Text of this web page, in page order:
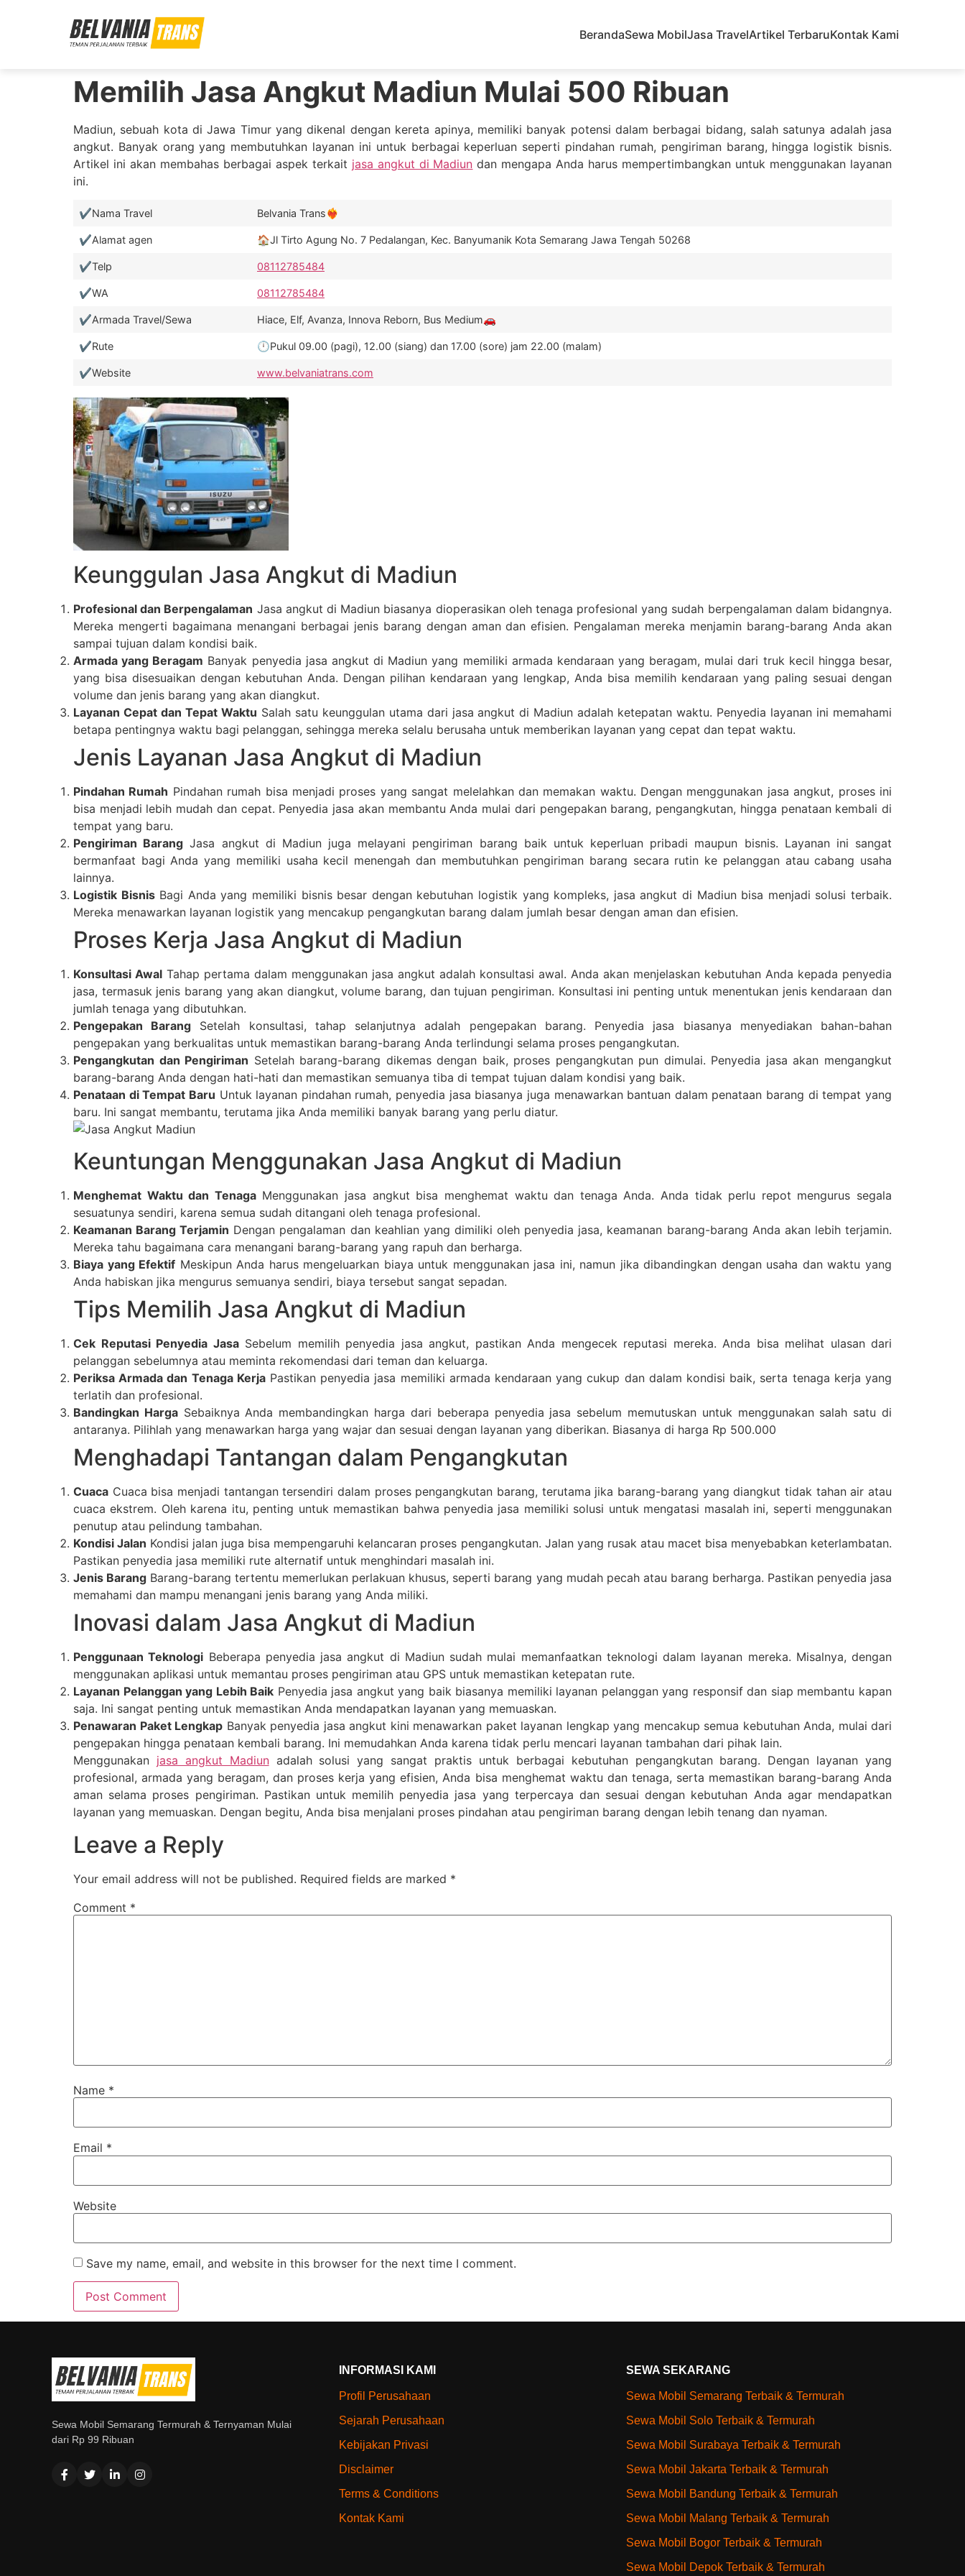
BerandaSewa MobilJasa TravelArtikel TerbaruKontak Kami
Memilih Jasa Angkut Madiun Mulai 500 Ribuan
Madiun, sebuah kota di Jawa Timur yang dikenal dengan kereta apinya, memiliki banyak potensi dalam berbagai bidang, salah satunya adalah jasa
angkut. Banyak orang yang membutuhkan layanan ini untuk berbagai keperluan seperti pindahan rumah, pengiriman barang, hingga logistik bisnis.
Artikel ini akan membahas berbagai aspek terkait jasa angkut di Madiun dan mengapa Anda harus mempertimbangkan untuk menggunakan layanan
ini.
✔️Nama Travel Belvania Trans❤️‍🔥
✔️Alamat agen 🏠Jl Tirto Agung No. 7 Pedalangan, Kec. Banyumanik Kota Semarang Jawa Tengah 50268
✔️Telp 08112785484
✔️WA 08112785484
✔️Armada Travel/Sewa Hiace, Elf, Avanza, Innova Reborn, Bus Medium🚗
✔️Rute 🕛Pukul 09.00 (pagi), 12.00 (siang) dan 17.00 (sore) jam 22.00 (malam)
✔️Website www.belvaniatrans.com
Keunggulan Jasa Angkut di Madiun
Profesional dan Berpengalaman Jasa angkut di Madiun biasanya dioperasikan oleh tenaga profesional yang sudah berpengalaman dalam bidangnya.
Mereka mengerti bagaimana menangani berbagai jenis barang dengan aman dan efisien. Pengalaman mereka menjamin barang-barang Anda akan
sampai tujuan dalam kondisi baik.
Armada yang Beragam Banyak penyedia jasa angkut di Madiun yang memiliki armada kendaraan yang beragam, mulai dari truk kecil hingga besar,
yang bisa disesuaikan dengan kebutuhan Anda. Dengan pilihan kendaraan yang lengkap, Anda bisa memilih kendaraan yang paling sesuai dengan
volume dan jenis barang yang akan diangkut.
Layanan Cepat dan Tepat Waktu Salah satu keunggulan utama dari jasa angkut di Madiun adalah ketepatan waktu. Penyedia layanan ini memahami
betapa pentingnya waktu bagi pelanggan, sehingga mereka selalu berusaha untuk memberikan layanan yang cepat dan tepat waktu.
Jenis Layanan Jasa Angkut di Madiun
Pindahan Rumah Pindahan rumah bisa menjadi proses yang sangat melelahkan dan memakan waktu. Dengan menggunakan jasa angkut, proses ini
bisa menjadi lebih mudah dan cepat. Penyedia jasa akan membantu Anda mulai dari pengepakan barang, pengangkutan, hingga penataan kembali di
tempat yang baru.
Pengiriman Barang Jasa angkut di Madiun juga melayani pengiriman barang baik untuk keperluan pribadi maupun bisnis. Layanan ini sangat
bermanfaat bagi Anda yang memiliki usaha kecil menengah dan membutuhkan pengiriman barang secara rutin ke pelanggan atau cabang usaha
lainnya.
Logistik BisnisBagi Anda yang memiliki bisnis besar dengan kebutuhan logistik yang kompleks, jasa angkut di Madiun bisa menjadi solusi terbaik.
Mereka menawarkan layanan logistik yang mencakup pengangkutan barang dalam jumlah besar dengan aman dan efisien.
Proses Kerja Jasa Angkut di Madiun
Konsultasi Awal Tahap pertama dalam menggunakan jasa angkut adalah konsultasi awal. Anda akan menjelaskan kebutuhan Anda kepada penyedia
jasa, termasuk jenis barang yang akan diangkut, volume barang, dan tujuan pengiriman. Konsultasi ini penting untuk menentukan jenis kendaraan dan
jumlah tenaga yang dibutuhkan.
Pengepakan Barang Setelah konsultasi, tahap selanjutnya adalah pengepakan barang. Penyedia jasa biasanya menyediakan bahan-bahan
pengepakan yang berkualitas untuk memastikan barang-barang Anda terlindungi selama proses pengangkutan.
Pengangkutan dan Pengiriman Setelah barang-barang dikemas dengan baik, proses pengangkutan pun dimulai. Penyedia jasa akan mengangkut
barang-barang Anda dengan hati-hati dan memastikan semuanya tiba di tempat tujuan dalam kondisi yang baik.
Penataan di Tempat Baru Untuk layanan pindahan rumah, penyedia jasa biasanya juga menawarkan bantuan dalam penataan barang di tempat yang
baru. Ini sangat membantu, terutama jika Anda memiliki banyak barang yang perlu diatur.
Keuntungan Menggunakan Jasa Angkut di Madiun
Menghemat Waktu dan TenagaMenggunakan jasa angkut bisa menghemat waktu dan tenaga Anda. Anda tidak perlu repot mengurus segala
sesuatunya sendiri, karena semua sudah ditangani oleh tenaga profesional.
Keamanan Barang Terjamin Dengan pengalaman dan keahlian yang dimiliki oleh penyedia jasa, keamanan barang-barang Anda akan lebih terjamin.
Mereka tahu bagaimana cara menangani barang-barang yang rapuh dan berharga.
Biaya yang Efektif Meskipun Anda harus mengeluarkan biaya untuk menggunakan jasa ini, namun jika dibandingkan dengan usaha dan waktu yang
Anda habiskan jika mengurus semuanya sendiri, biaya tersebut sangat sepadan.
Tips Memilih Jasa Angkut di Madiun
Cek Reputasi Penyedia JasaSebelum memilih penyedia jasa angkut, pastikan Anda mengecek reputasi mereka. Anda bisa melihat ulasan dari
pelanggan sebelumnya atau meminta rekomendasi dari teman dan keluarga.
Periksa Armada dan Tenaga KerjaPastikan penyedia jasa memiliki armada kendaraan yang cukup dan dalam kondisi baik, serta tenaga kerja yang
terlatih dan profesional.
Bandingkan HargaSebaiknya Anda membandingkan harga dari beberapa penyedia jasa sebelum memutuskan untuk menggunakan salah satu di
antaranya. Pilihlah yang menawarkan harga yang wajar dan sesuai dengan layanan yang diberikan. Biasanya di harga Rp 500.000
Menghadapi Tantangan dalam Pengangkutan
Cuaca Cuaca bisa menjadi tantangan tersendiri dalam proses pengangkutan barang, terutama jika barang-barang yang diangkut tidak tahan air atau
cuaca ekstrem. Oleh karena itu, penting untuk memastikan bahwa penyedia jasa memiliki solusi untuk mengatasi masalah ini, seperti menggunakan
penutup atau pelindung tambahan.
Kondisi Jalan Kondisi jalan juga bisa mempengaruhi kelancaran proses pengangkutan. Jalan yang rusak atau macet bisa menyebabkan keterlambatan.
Pastikan penyedia jasa memiliki rute alternatif untuk menghindari masalah ini.
Jenis Barang Barang-barang tertentu memerlukan perlakuan khusus, seperti barang yang mudah pecah atau barang berharga. Pastikan penyedia jasa
memahami dan mampu menangani jenis barang yang Anda miliki.
Inovasi dalam Jasa Angkut di Madiun
Penggunaan Teknologi Beberapa penyedia jasa angkut di Madiun sudah mulai memanfaatkan teknologi dalam layanan mereka. Misalnya, dengan
menggunakan aplikasi untuk memantau proses pengiriman atau GPS untuk memastikan ketepatan rute.
Layanan Pelanggan yang Lebih Baik Penyedia jasa angkut yang baik biasanya memiliki layanan pelanggan yang responsif dan siap membantu kapan
saja. Ini sangat penting untuk memastikan Anda mendapatkan layanan yang memuaskan.
Penawaran Paket Lengkap Banyak penyedia jasa angkut kini menawarkan paket layanan lengkap yang mencakup semua kebutuhan Anda, mulai dari
pengepakan hingga penataan kembali barang. Ini memudahkan Anda karena tidak perlu mencari layanan tambahan dari pihak lain.
Menggunakan jasa angkut Madiunadalah solusi yang sangat praktis untuk berbagai kebutuhan pengangkutan barang. Dengan layanan yang
profesional, armada yang beragam, dan proses kerja yang efisien, Anda bisa menghemat waktu dan tenaga, serta memastikan barang-barang Anda
aman selama proses pengiriman. Pastikan untuk memilih penyedia jasa yang terpercaya dan sesuai dengan kebutuhan Anda agar mendapatkan
layanan yang memuaskan. Dengan begitu, Anda bisa menjalani proses pindahan atau pengiriman barang dengan lebih tenang dan nyaman.
Leave a Reply
Your email address will not be published. Required fields are marked *
Comment *
Name *
Email *
Website
Save my name, email, and website in this browser for the next time I comment.
Sewa Mobil Semarang Termurah & Ternyaman Mulai
dari Rp 99 Ribuan
INFORMASI KAMI
Profil Perusahaan
Sejarah Perusahaan
Kebijakan Privasi
Disclaimer
Terms & Conditions
Kontak Kami
SEWA SEKARANG
Sewa Mobil Semarang Terbaik & Termurah
Sewa Mobil Solo Terbaik & Termurah
Sewa Mobil Surabaya Terbaik & Termurah
Sewa Mobil Jakarta Terbaik & Termurah
Sewa Mobil Bandung Terbaik & Termurah
Sewa Mobil Malang Terbaik & Termurah
Sewa Mobil Bogor Terbaik & Termurah
Sewa Mobil Depok Terbaik & Termurah